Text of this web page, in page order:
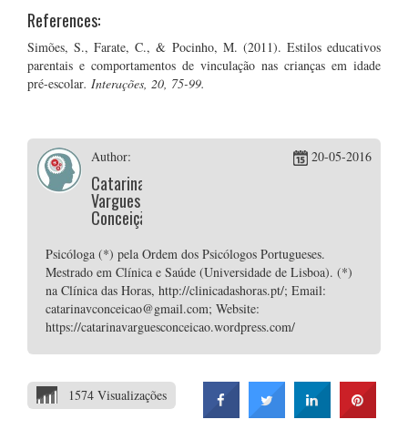
References:
Simões, S., Farate, C., & Pocinho, M. (2011). Estilos educativos
parentais e comportamentos de vinculação nas crianças em idade
pré-escolar. Interações, 20, 75-99.
Author:
Catarina
Vargues
Conceição
20-05-2016
Psicóloga (*) pela Ordem dos Psicólogos Portugueses.
Mestrado em Clínica e Saúde (Universidade de Lisboa). (*)
na Clínica das Horas, http://clinicadashoras.pt/; Email:
catarinavconceicao@gmail.com; Website:
https://catarinavarguesconceicao.wordpress.com/
1574 Visualizações